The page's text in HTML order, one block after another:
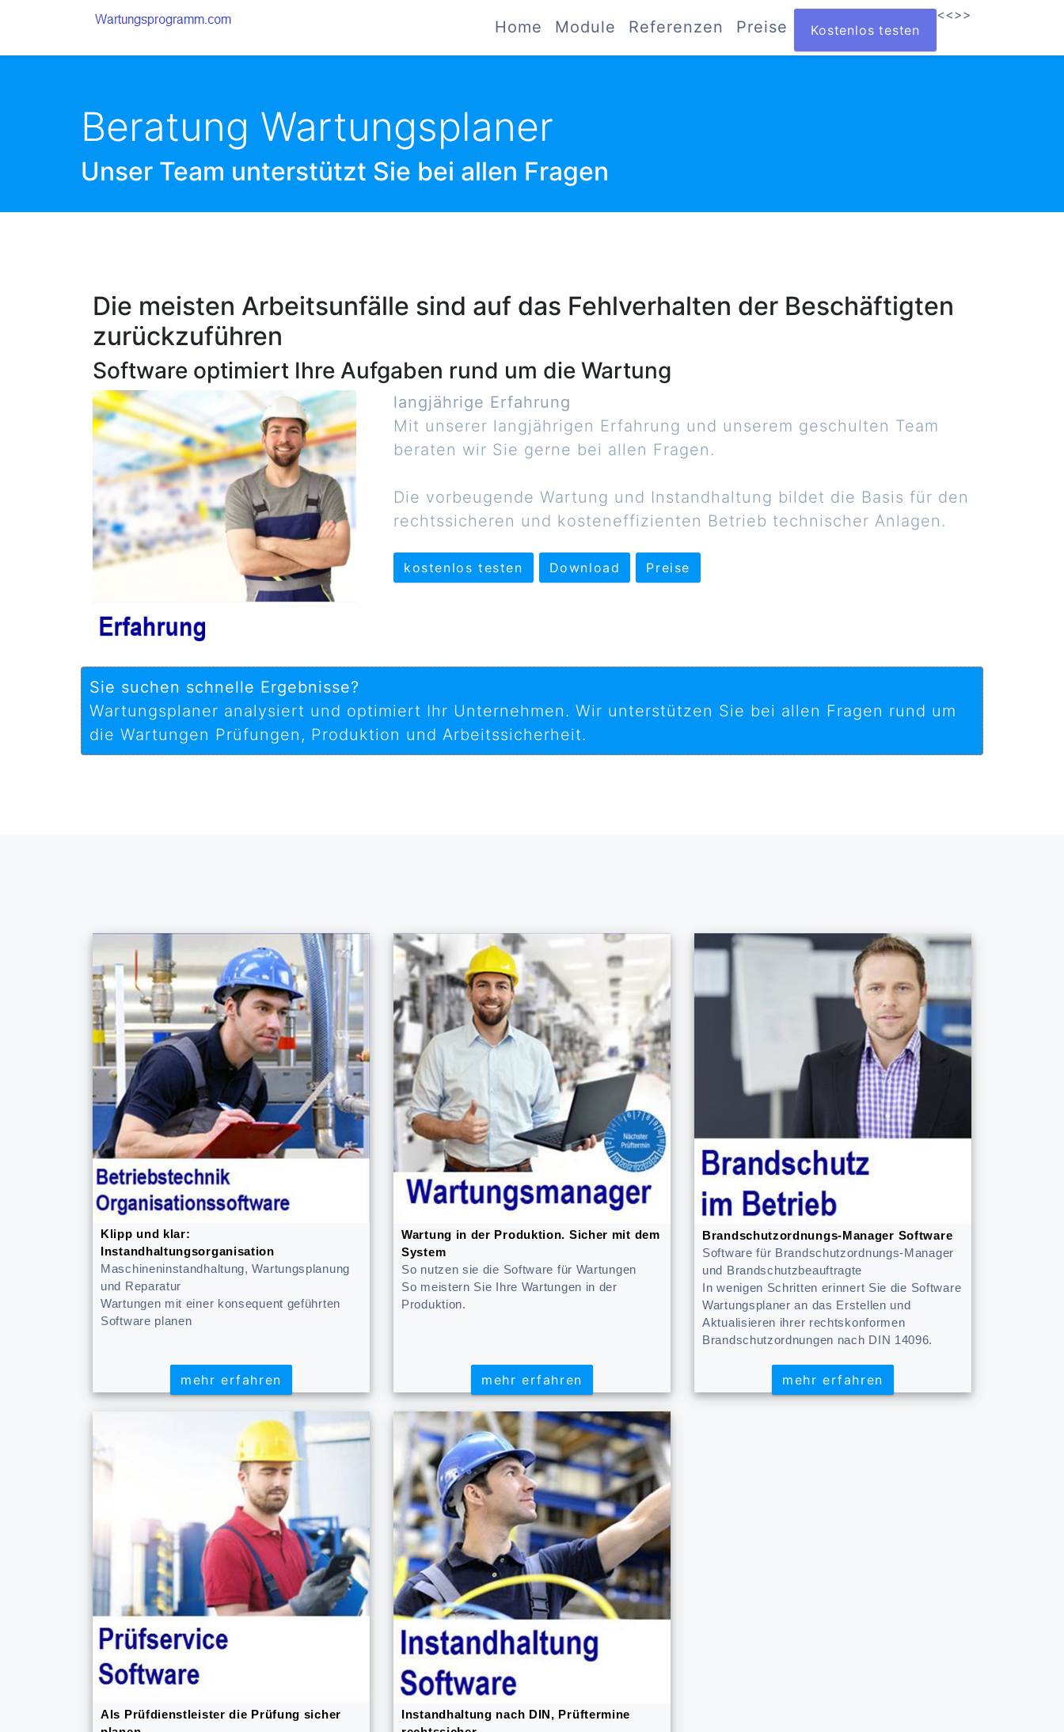
Home Module Referenzen Preise Kostenlos testen
<<>>
Beratung Wartungsplaner
Unser Team unterstützt Sie bei allen Fragen
Die meisten Arbeitsunfälle sind auf das Fehlverhalten der Beschäftigten
zurückzuführen
Software optimiert Ihre Aufgaben rund um die Wartung
langjährige Erfahrung
Mit unserer langjährigen Erfahrung und unserem geschulten Team
beraten wir Sie gerne bei allen Fragen.
Die vorbeugende Wartung und Instandhaltung bildet die Basis für den
rechtssicheren und kosteneffizienten Betrieb technischer Anlagen.
kostenlos testen Download Preise
Sie suchen schnelle Ergebnisse?
Wartungsplaner analysiert und optimiert Ihr Unternehmen. Wir unterstützen Sie bei allen Fragen rund um
die Wartungen Prüfungen, Produktion und Arbeitssicherheit.
Klipp und klar:
Instandhaltungsorganisation
Maschineninstandhaltung, Wartungsplanung
und Reparatur
Wartungen mit einer konsequent geführten
Software planen
mehr erfahren
mehr erfahren
Wartung in der Produktion. Sicher mit dem
System
So nutzen sie die Software für Wartungen
So meistern Sie Ihre Wartungen in der
Produktion.
mehr erfahren
mehr erfahren
Brandschutzordnungs-Manager Software
Software für Brandschutzordnungs-Manager
und Brandschutzbeauftragte
In wenigen Schritten erinnert Sie die Software
Wartungsplaner an das Erstellen und
Aktualisieren ihrer rechtskonformen
Brandschutzordnungen nach DIN 14096.
mehr erfahren
mehr erfahren
Als Prüfdienstleister die Prüfung sicher
Instandhaltung nach DIN, Prüftermine